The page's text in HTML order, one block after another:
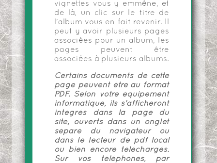
vignettes vous y emmène, et
de là, un clic sur le titre de
l'album vous en fait revenir. Il
peut y avoir plusieurs pages
associées pour un album, les
pages peuvent être
associées à plusieurs albums.
Certains documents de cette
page peuvent être au format
PDF. Selon votre équipement
informatique, ils s'afficheront
intégrés dans la page du
site, ouverts dans un onglet
séparé du navigateur ou
dans le lecteur de pdf local
ou bien encore téléchargés.
Sur vos téléphones, par